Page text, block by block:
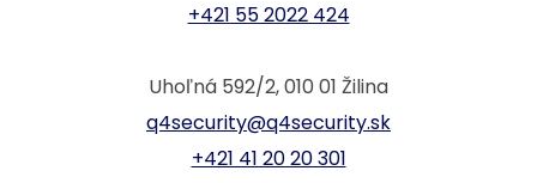
+421 55 2022 424
Uhoľná 592/2, 010 01 Žilina
q4security@q4security.sk
+421 41 20 20 301